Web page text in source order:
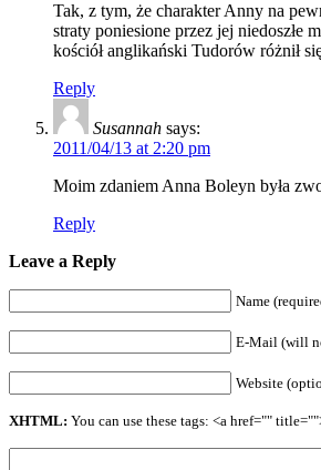
Tak, z tym, że charakter Anny na
straty poniesione przez jej niedoszłe
kościół anglikański Tudorów różnił
Reply
Susannah says:
2011/04/13 at 2:20 pm
Moim zdaniem Anna Boleyn była
Reply
Leave a Reply
Name
E-Mail (will
Website
XHTML: You can use these tags: <a href=""